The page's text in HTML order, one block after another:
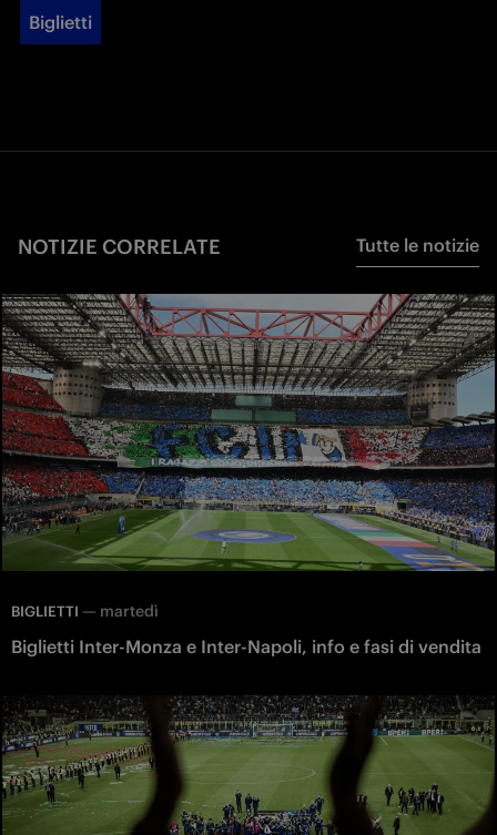
Biglietti
NOTIZIE CORRELATE Tutte le notizie
BIGLIETTI — martedì
Biglietti Inter-Monza e Inter-Napoli, info e fasi di vendita